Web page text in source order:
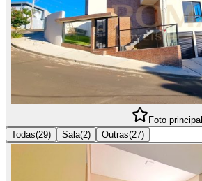
Foto principal
Todas(29) Sala(2) Outras(27)